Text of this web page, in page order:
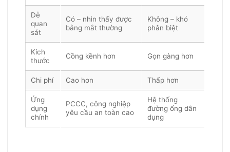
Dễ
quan
sát
Có – nhìn thấy được
bằng mắt thường
Không – khó
phân biệt
Kích
thước
Cồng kềnh hơn Gọn gàng hơn
Chi phí Cao hơn Thấp hơn
Ứng
dụng
chính
PCCC, công nghiệp
yêu cầu an toàn cao
Hệ thống
đường ống dân
dụng